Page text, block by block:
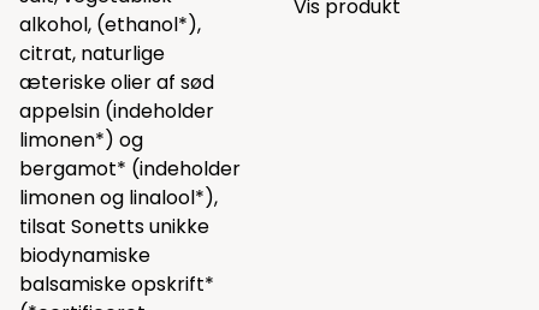
alkohol, (ethanol*),
citrat, naturlige
æteriske olier af sød
appelsin (indeholder
limonen*) og
bergamot* (indeholder
limonen og linalool*),
tilsat Sonetts unikke
biodynamiske
balsamiske opskrift*
Vis produkt